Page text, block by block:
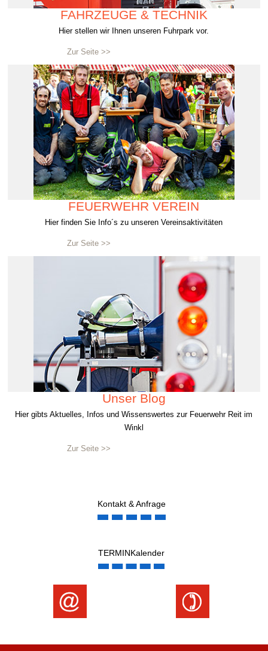
FAHRZEUGE & TECHNIK
Hier stellen wir Ihnen unseren Fuhrpark vor.
Zur Seite >>
FEUERWEHR VEREIN
Hier finden Sie Info´s zu unseren Vereinsaktivitäten
Zur Seite >>
Unser Blog
Hier gibts Aktuelles, Infos und Wissenswertes zur Feuerwehr Reit im
Winkl
Zur Seite >>
Kontakt & Anfrage
TERMINKalender